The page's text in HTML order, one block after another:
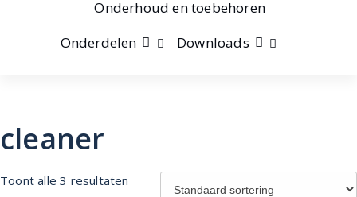
Onderhoud en toebehoren
Onderdelen
Downloads
cleaner
Toont alle 3 resultaten